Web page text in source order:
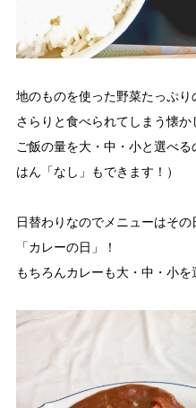
地のものを使った野菜たっぷ
さらりと食べられてしまう懐か
ご飯の量を大・中・小と選べ
はん「なし」もできます！）
日替わりなのでメニューはそ
「カレーの日」！
もちろんカレーも大・中・小を